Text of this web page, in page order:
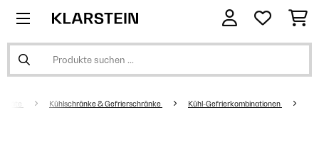
Kühlschränke & Gefrierschränke Kühl-Gefrierkombinationen